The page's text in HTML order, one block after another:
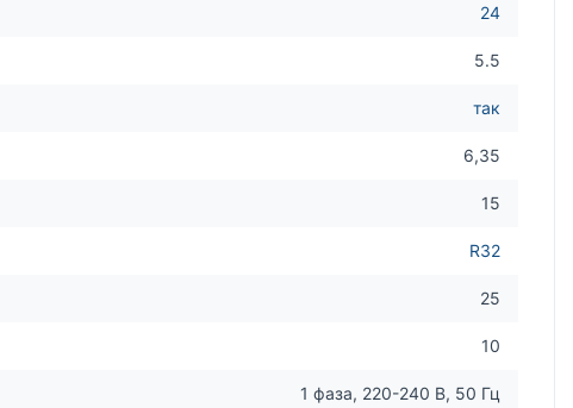
24
5.5
так
6,35
15
R32
25
10
1 фаза, 220-240 В, 50 Гц